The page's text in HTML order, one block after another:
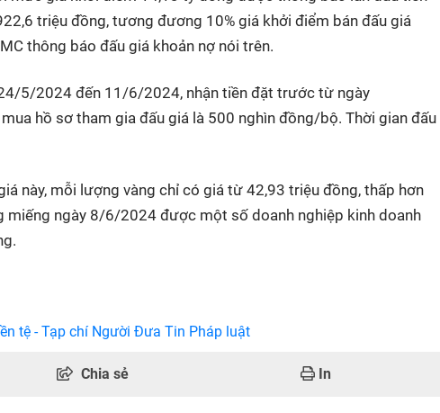
triệu đồng, tương đương 10% giá khởi điểm bán đấu giá
thông báo đấu giá khoản nợ nói trên.
5/2024 đến 11/6/2024, nhận tiền đặt trước từ ngày
hồ sơ tham gia đấu giá là 500 nghìn đồng/bộ. Thời gian đấu
này, mỗi lượng vàng chỉ có giá từ 42,93 triệu đồng, thấp hơn
ngày 8/6/2024 được một số doanh nghiệp kinh doanh
tệ - Tạp chí Người Đưa Tin Pháp luật
Chia sẻ In